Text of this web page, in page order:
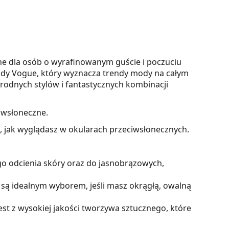
dla osób o wyrafinowanym guście i poczuciu
Vogue, który wyznacza trendy mody na całym
stylów i fantastycznych kombinacji
wyglądasz w okularach przeciwsłonecznych.
odcienia skóry oraz do jasnobrązowych,
są idealnym wyborem, jeśli masz okrągłą, owalną
z wysokiej jakości tworzywa sztucznego, które